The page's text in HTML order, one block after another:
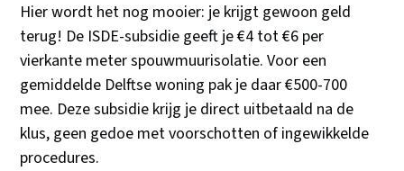
Hier wordt het nog mooier: je krijgt gewoon geld
terug! De ISDE-subsidie geeft je €4 tot €6 per
vierkante meter spouwmuurisolatie. Voor een
gemiddelde Delftse woning pak je daar €500-700
mee. Deze subsidie krijg je direct uitbetaald na de
klus, geen gedoe met voorschotten of ingewikkelde
procedures.